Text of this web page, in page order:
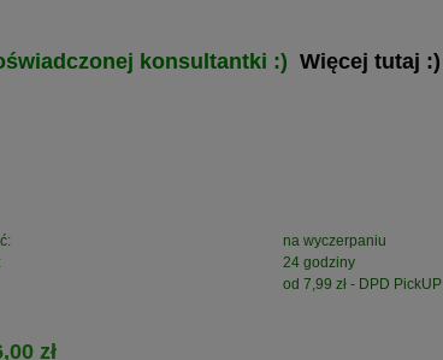
konsultantki :) Więcej tutaj :)
na wyczerpaniu
24 godziny
od 7,99 zł - DPD PickUP
zł